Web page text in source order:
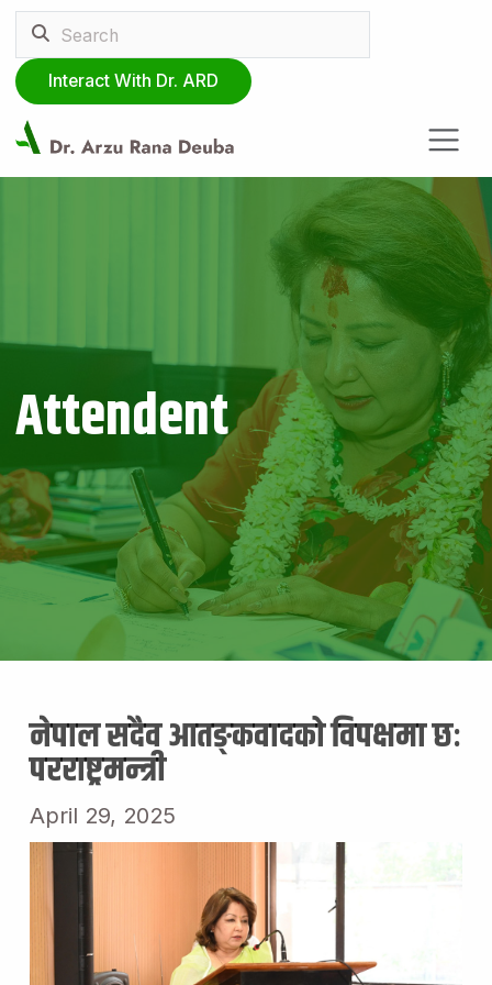
Interact With Dr. ARD
Attendent
नेपाल सदैव आतङ्कवादको विपक्षमा छः
परराष्ट्रमन्त्री
April 29, 2025